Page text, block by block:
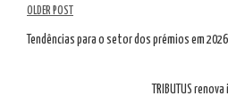
Article
Navigation
OLDER POST
Tendências para o setor dos prémios em 2026
TRIBUTUS